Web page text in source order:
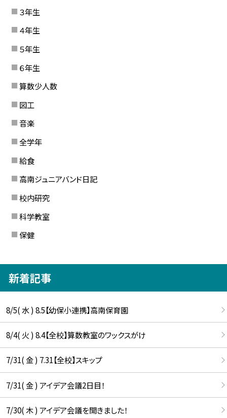
３年生
４年生
５年生
６年生
算数少人数
図工
音楽
全学年
給食
高南ジュニアバンド日記
校内研究
科学教室
保健
新着記事
8/5( 水 ) 8.5【幼保小連携】高南保育園
8/4( 火 ) 8.4【全校】算数教室のワックスがけ
7/31( 金 ) 7.31【全校】スキップ
7/31( 金 ) アイデア会議2日目！
7/30( 木 ) アイデア会議を開きました！